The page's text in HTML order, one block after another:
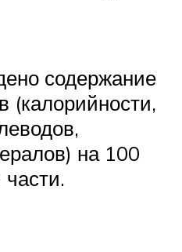
содержание
(калорийности,
на 100